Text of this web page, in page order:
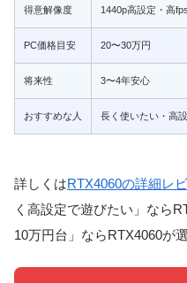
得意解像度 1440p高設定・高fps
PC価格目安 20〜30万円
将来性 3〜4年安心
おすすめな人 長く使いたい・高
詳しくはRTX4060の詳細レ
く高設定で遊びたい」なら
10万円台」ならRTX4060が